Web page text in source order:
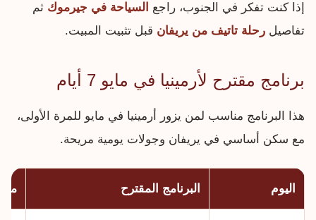
إذا كنت تفكر في الجنوب، راجع السياحة في جيرموك ثم
تفاصيل رحلة تاتيف من يريفان قبل تثبيت المبيت.
برنامج مقترح لأرمينيا في مايو 7 أيام
هذا البرنامج مناسب لمن يزور أرمينيا في مايو للمرة الأولى،
مع سكن أساسي في يريفان وجولات يومية مريحة.
اليوم البرنامج المقترح